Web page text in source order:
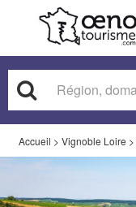
Accueil > Vignoble Loire >